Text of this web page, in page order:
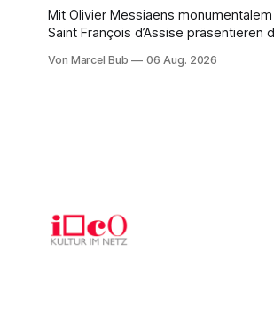
Mit Olivier Messiaens monumentalem
Saint François d’Assise präsentieren
außergewöhnlichen Opernabend.
Von Marcel Bub 06 Aug. 2026